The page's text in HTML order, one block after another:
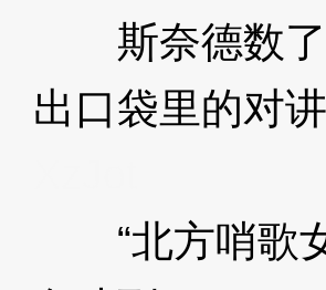
斯奈德数了
出口袋里的对
“北方哨歌女